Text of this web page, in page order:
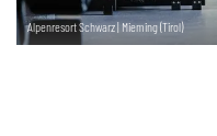
Alpenresort Schwarz | Mieming (Tirol)